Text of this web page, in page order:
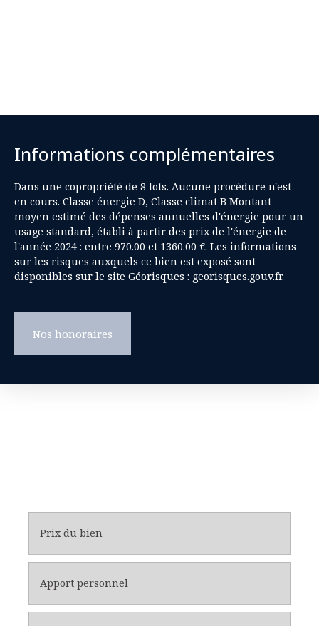
Informations complémentaires
Dans une copropriété de 8 lots. Aucune procédure n'est
en cours. Classe énergie D, Classe climat B Montant
moyen estimé des dépenses annuelles d'énergie pour un
usage standard, établi à partir des prix de l'énergie de
l'année 2024 : entre 970.00 et 1360.00 €. Les informations
sur les risques auxquels ce bien est exposé sont
disponibles sur le site Géorisques : georisques.gouv.fr.
Nos honoraires
Prix du bien
Apport personnel